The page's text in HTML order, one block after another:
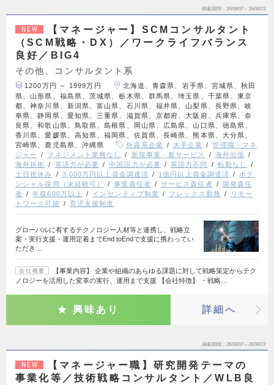
掲載期間 26/08/07～26/08/23
NEW
【マネージャー】SCMコンサルタント
（SCM戦略・DX）／ワークライフバランス
良好／BIG4
その他、コンサルタント系
1200万円 ～ 1999万円
北海道、青森県、岩手県、宮城県、秋田
県、山形県、福島県、茨城県、栃木県、群馬県、埼玉県、千葉県、東京
都、神奈川県、新潟県、富山県、石川県、福井県、山梨県、長野県、岐
阜県、静岡県、愛知県、三重県、滋賀県、京都府、大阪府、兵庫県、奈
良県、和歌山県、鳥取県、島根県、岡山県、広島県、山口県、徳島県、
香川県、愛媛県、高知県、福岡県、佐賀県、長崎県、熊本県、大分県、
宮崎県、鹿児島県、沖縄県
外資系企業 大手企業
管理職・マネ
ジャー
マネジメント業務なし 新規事業・新サービス
海外出張
海外折衝
英語力が必要 中国語力が必要 英語力不問
転勤なし
土日祝休み
3,000万円以上資金調達済 1億円以上資金調達済
ポテ
ンシャル採用（未経験可）
事業責任者 サービス責任者
開発責任
者
年収600万以上 インセンティブ制度 フレックス勤務
リモー
トワーク可能
育児支援制度
グローバルに有するテクノロジー人材等と連携し、戦略立
案・実行支援・運用定着までEnd toEndで支援に携わってい
ただき…
会社概要
【事業内容】 企業や組織のあらゆる課題に対して戦略策定からテク
ノロジーを活用した変革の実行、運用まで支援 【会社特徴】 ・戦略…
興味あり 詳細へ
掲載期間 26/08/07～26/08/23
NEW
【マネージャー職】研究開発テーマの
事業化等／技術戦略コンサルタント／WLB良